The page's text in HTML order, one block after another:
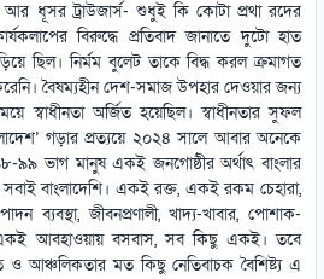
ধূসর ট্রাউজার্স- শুধুই কি কোটা প্রথা রদের
বিরুদ্ধে প্রতিবাদ জানাতে দুটো হাত
ছিল। নির্মম বুলেট তাকে বিদ্ধ করল ক্রমাগত
বৈষম্যহীন দেশ-সমাজ উপহার দেওয়ার জন্য
স্বাধীনতা অর্জিত হয়েছিল। স্বাধীনতার সুফল
গড়ার প্রত্যয়ে ২০২৪ সালে আবার অনেকে
৯৯ ভাগ মানুষ একই জনগোষ্ঠীর অর্থাৎ বাংলার
সবাই বাংলাদেশি। একই রক্ত, একই রকম চেহারা,
ব্যবস্থা, জীবনপ্রণালী, খাদ্য-খাবার, পোশাক-
আবহাওয়ায় বসবাস, সব কিছু একই। তবে
ও আঞ্চলিকতার মত কিছু নেতিবাচক বৈশিষ্ট্য এ